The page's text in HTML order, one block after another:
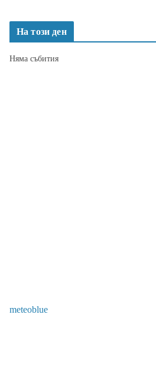
На този ден
Няма събития
meteoblue